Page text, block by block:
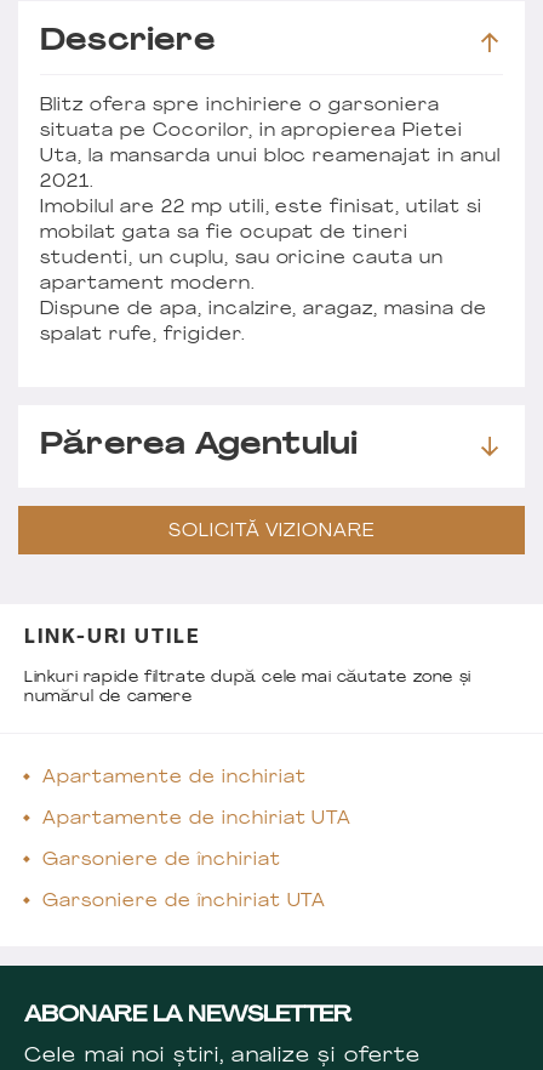
Descriere
Blitz ofera spre inchiriere o garsoniera
situata pe Cocorilor, in apropierea Pietei
Uta, la mansarda unui bloc reamenajat in anul
2021.
Imobilul are 22 mp utili, este finisat, utilat si
mobilat gata sa fie ocupat de tineri
studenti, un cuplu, sau oricine cauta un
apartament modern.
Dispune de apa, incalzire, aragaz, masina de
spalat rufe, frigider.
Părerea Agentului
SOLICITĂ VIZIONARE
LINK-URI UTILE
Linkuri rapide filtrate după cele mai căutate zone și
numărul de camere
Apartamente de inchiriat
Apartamente de inchiriat UTA
Garsoniere de închiriat
Garsoniere de închiriat UTA
ABONARE LA NEWSLETTER
Cele mai noi știri, analize și oferte